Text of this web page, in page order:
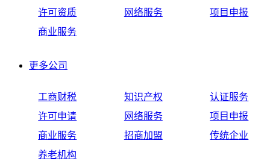
许可资质
网络服务
项目申报
商业服务
更多公司
工商财税 知识产权
认证服务
许可申请
网络服务
项目申报
商业服务
招商加盟
传统企业
养老机构